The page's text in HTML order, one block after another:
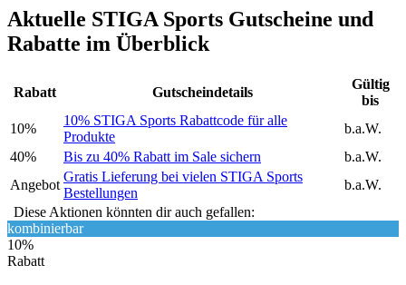
Aktuelle STIGA Sports Gutscheine und
Rabatte im Überblick
Rabatt Gutscheindetails
Gültig
bis
10%
10% STIGA Sports Rabattcode für alle
Produkte
b.a.W.
40%
Bis zu 40% Rabatt im Sale sichern
b.a.W.
Angebot
Gratis Lieferung bei vielen STIGA Sports
Bestellungen
b.a.W.
Diese Aktionen könnten dir auch gefallen:
kombinierbar
10%
Rabatt